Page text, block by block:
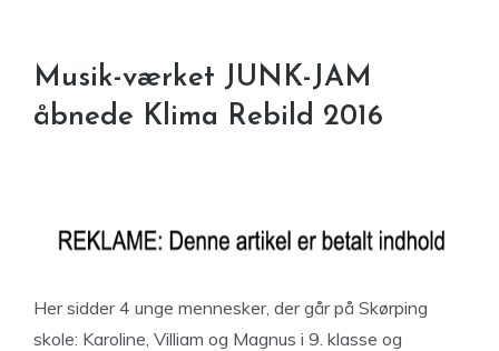
Musik-værket JUNK-JAM
åbnede Klima Rebild 2016
Her sidder 4 unge mennesker, der går på Skørping
skole: Karoline, Villiam og Magnus i 9. klasse og